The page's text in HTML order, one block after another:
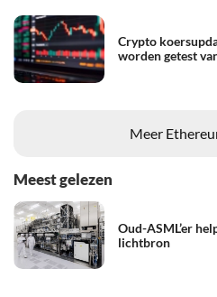
Crypto
worden getest
Meer
Meest gelezen
Oud-ASML’er
lichtbron